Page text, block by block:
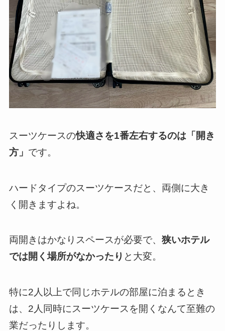
スーツケースの快適さを1番左右するのは「開き
方」 です。
ハードタイプのスーツケースだと、両側に大き
く開きますよね。
両開きはかなりスペースが必要で、 狭いホテル
では開く場所がなかったり と大変。
特に2人以上で同じホテルの部屋に泊まるとき
は、2人同時にスーツケースを開くなんて至難の
業だったりします。